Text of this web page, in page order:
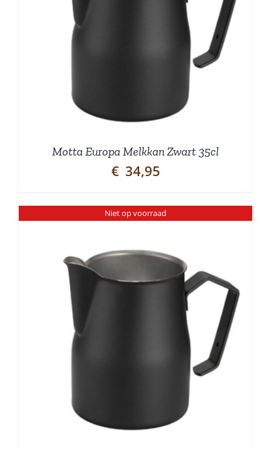
Motta Europa Melkkan Zwart 35cl
€ 34,95
Niet op voorraad